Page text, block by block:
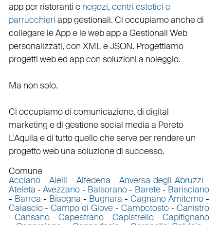
app per ristoranti e negozi, centri estetici e
parrucchieri app gestionali. Ci occupiamo anche di
collegareleAppe leweb appa Gestionali Web
personalizzati, con XMLeJSON. Progettiamo
progetti webed appcon soluzioni a noleggio.
Ma non solo.
Ci occupiamo di comunicazione, di digital
marketing e di gestione social media a Pereto
L'Aquila e di tutto quello che serve per rendere un
progetto web una soluzione di successo.
Comune
Acciano-Aielli - Alfedena -Anversa degli Abruzzi -
Ateleta -Avezzano - Balsorano- Barete- Barisciano
- Barrea - Bisegna - Bugnara -Cagnano Amiterno -
Calascio-Campo di Giove- Campotosto-Canistro
-Cansano -Capestrano -Capistrello -Capitignano